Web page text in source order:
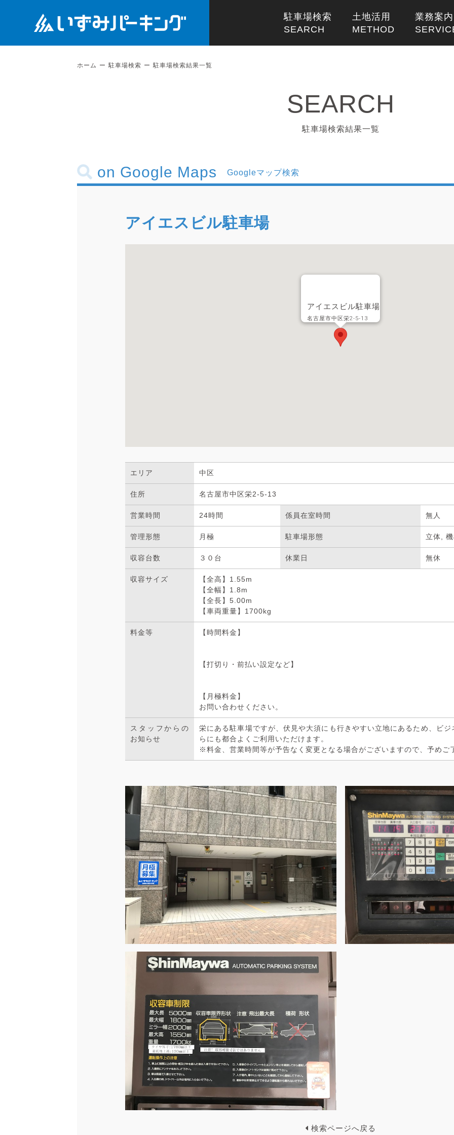
駐車場検索 土地活用 業務案内
ホーム 駐車場検索 駐車場検索結果一覧
駐車場検索結果一覧
on Google Maps
アイエスビル駐車場
アイエスビル駐車場
名古屋市中区栄2-5-13
エリア 中区
住所 名古屋市中区栄2-5-13
営業時間 24時間 係員在室時間 無人
管理形態 月極 駐車場形態 立体,
収容台数 ３０台 休業日 無休
収容サイズ
【全高】1.55m
【全幅】1.8m
【全長】5.00m
【車両重量】1700kg
料金等 【時間料金】
【打切り・前払い設定など】
【月極料金】
お問い合わせください。
スタッフからの
お知らせ
栄にある駐車場ですが、伏見や大須にも行きやすい立地にあるため、ビ
らにも都合よくご利用いただけます。
※料金、営業時間等が予告なく変更となる場合がございますので、予めご
検索ページへ戻る